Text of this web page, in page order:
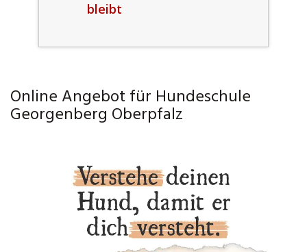
bleibt
Online Angebot für Hundeschule
Georgenberg Oberpfalz